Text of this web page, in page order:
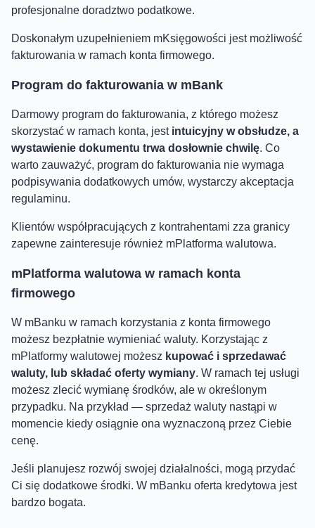
profesjonalne doradztwo podatkowe.
Doskonałym uzupełnieniem mKsięgowości jest możliwość
fakturowania w ramach konta firmowego.
Program do fakturowania w mBank
Darmowy program do fakturowania, z którego możesz
skorzystać w ramach konta, jest intuicyjny w obsłudze, a
wystawienie dokumentu trwa dosłownie chwilę. Co
warto zauważyć, program do fakturowania nie wymaga
podpisywania dodatkowych umów, wystarczy akceptacja
regulaminu.
Klientów współpracujących z kontrahentami zza granicy
zapewne zainteresuje również mPlatforma walutowa.
mPlatforma walutowa w ramach konta
firmowego
W mBanku w ramach korzystania z konta firmowego
możesz bezpłatnie wymieniać waluty. Korzystając z
mPlatformy walutowej możesz kupować i sprzedawać
waluty, lub składać oferty wymiany. W ramach tej usługi
możesz zlecić wymianę środków, ale w określonym
przypadku. Na przykład — sprzedaż waluty nastąpi w
momencie kiedy osiągnie ona wyznaczoną przez Ciebie
cenę.
Jeśli planujesz rozwój swojej działalności, mogą przydać
Ci się dodatkowe środki. W mBanku oferta kredytowa jest
bardzo bogata.